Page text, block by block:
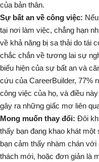
của bản thân.
Sự bất an về công việc:
tại nơi làm việc, chẳng hạn
về khả năng bị sa thải do tái
chắc chắn về tương lai sự
biểu hiện của sự bất an và
cứu của CareerBuilder, 77%
công việc của họ, và điều
gây ra những giấc mơ liên
Mong muốn thay đổi: Đôi
thấy bạn đang khao khát
bạn cảm thấy nhàm chán
thách mới, hoặc đơn giản là